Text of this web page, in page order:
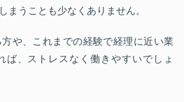
まうことも少なくありません。
や、これまでの経験で経理に近い業
ば、ストレスなく働きやすいでしょ